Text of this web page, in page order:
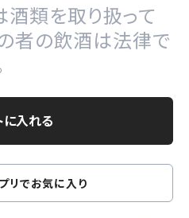
酒類を取り扱って
者の飲酒は法律で
に入れる
リでお気に入り